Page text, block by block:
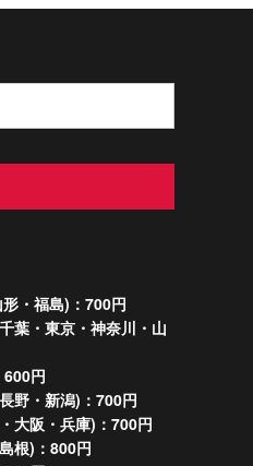
・福島)：700円
葉・東京・神奈川・山
円
野・新潟)：700円
大阪・兵庫)：700円
根)：800円